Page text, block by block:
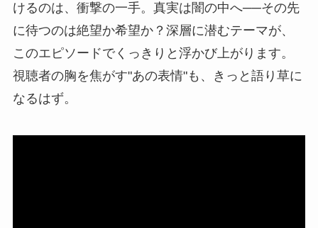
けるのは、衝撃の一手。真実は闇の中へ──その先
に待つのは絶望か希望か？深層に潜むテーマが、
このエピソードでくっきりと浮かび上がります。
視聴者の胸を焦がす"あの表情"も、きっと語り草に
なるはず。